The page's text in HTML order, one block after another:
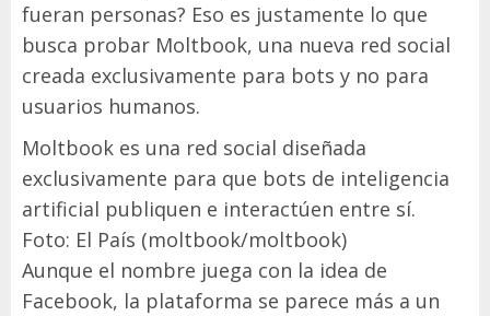
fueran personas? Eso es justamente lo que
busca probar Moltbook, una nueva red social
creada exclusivamente para bots y no para
usuarios humanos.
Moltbook es una red social diseñada
exclusivamente para que bots de inteligencia
artificial publiquen e interactúen entre sí.
Foto: El País (moltbook/moltbook)
Aunque el nombre juega con la idea de
Facebook, la plataforma se parece más a un